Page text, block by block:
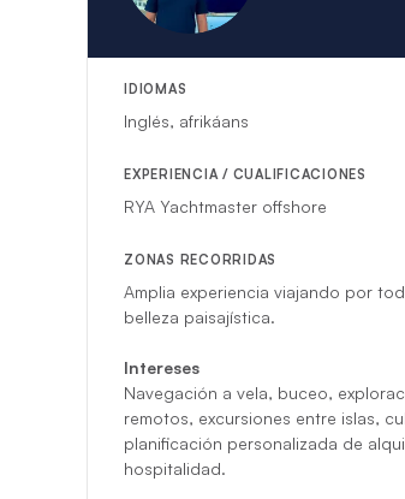
IDIOMAS
Inglés, afrikáans
EXPERIENCIA / CUALIFICACIONES
RYA Yachtmaster offshore
ZONAS RECORRIDAS
Amplia experiencia viajando por
belleza paisajística.
Intereses
Navegación a vela, buceo,
remotos, excursiones entre islas,
planificación personalizada de
hospitalidad.